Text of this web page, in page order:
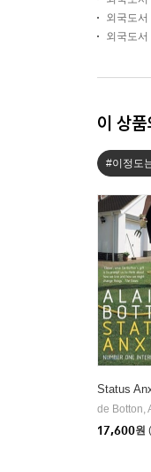
외국도서
외국도서
이 상
#이정도
Status
de Botton,
17,600원